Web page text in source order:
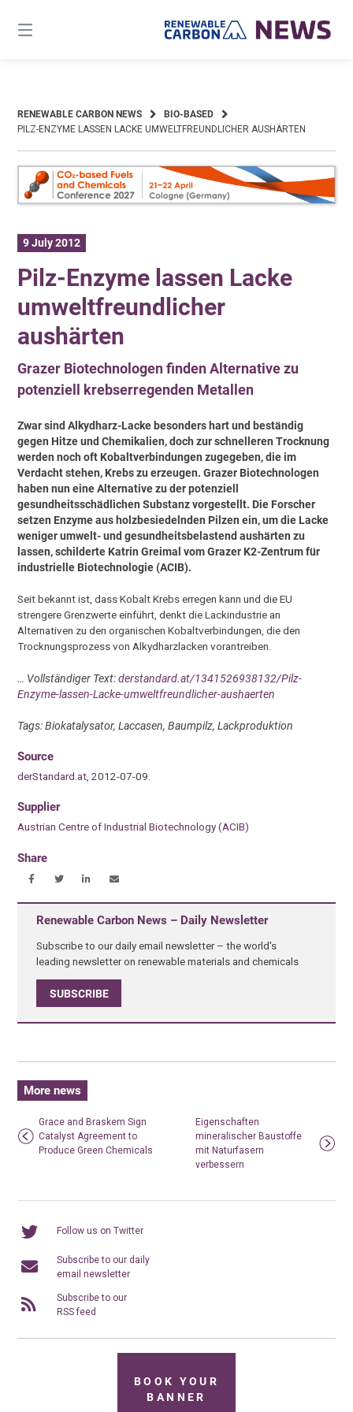
content
RENEWABLE CARBON NEWS
BIO-BASED
PILZ-ENZYME LASSEN LACKE UMWELTFREUNDLICHER AUSHÄRTEN
9 July 2012
Pilz-Enzyme lassen Lacke
umweltfreundlicher
aushärten
Grazer Biotechnologen finden Alternative zu
potenziell krebserregenden Metallen
Zwar sind Alkydharz-Lacke besonders hart und beständig
gegen Hitze und Chemikalien, doch zur schnelleren Trocknung
werden noch oft Kobaltverbindungen zugegeben, die im
Verdacht stehen, Krebs zu erzeugen. Grazer Biotechnologen
haben nun eine Alternative zu der potenziell
gesundheitsschädlichen Substanz vorgestellt. Die Forscher
setzen Enzyme aus holzbesiedelnden Pilzen ein, um die Lacke
weniger umwelt- und gesundheitsbelastend aushärten zu
lassen, schilderte Katrin Greimal vom Grazer K2-Zentrum für
industrielle Biotechnologie (ACIB).
Seit bekannt ist, dass Kobalt Krebs erregen kann und die EU
strengere Grenzwerte einführt, denkt die Lackindustrie an
Alternativen zu den organischen Kobaltverbindungen, die den
Trocknungsprozess von Alkydharzlacken vorantreiben.
… Vollständiger Text:derstandard.at/1341526938132/Pilz-
Enzyme-lassen-Lacke-umweltfreundlicher-aushaerten
Tags: Biokatalysator, Laccasen, Baumpilz, Lackproduktion
Source
derStandard.at , 2012-07-09.
Supplier
Austrian Centre of Industrial Biotechnology (ACIB)
Share
Renewable Carbon News – Daily Newsletter
Subscribe to our daily email newsletter – the world's
leading newsletter on renewable materials and chemicals
SUBSCRIBE
More news
Grace and Braskem Sign
Catalyst Agreement to
Produce Green Chemicals
Eigenschaften
mineralischer Baustoffe
mit Naturfasern
verbessern
Follow us on Twitter
Subscribe to our daily
email newsletter
Subscribe to our
RSS feed
BOOK YOUR
BANNER